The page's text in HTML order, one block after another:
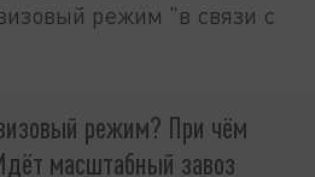
режим "в связи с
режим? При чём
масштабный завоз